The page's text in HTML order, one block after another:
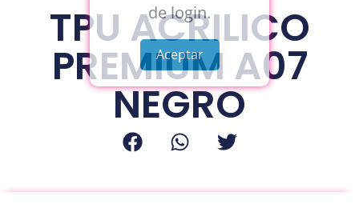
TPU ACRILICO
PREMIUM A07
NEGRO
de login.
Aceptar